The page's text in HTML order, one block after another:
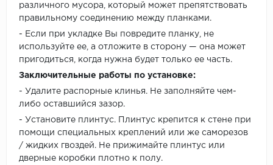
различного мусора, который может препятствовать
правильному соединению между планками.
- Если при укладке Вы повредите планку, не
используйте ее, а отложите в сторону — она может
пригодиться, когда нужна будет только ее часть.
Заключительные работы по установке:
- Удалите распорные клинья. Не заполняйте чем-
либо оставшийся зазор.
- Установите плинтус. Плинтус крепится к стене при
помощи специальных креплений или же саморезов
/ жидких гвоздей. Не прижимайте плинтус или
дверные коробки плотно к полу.